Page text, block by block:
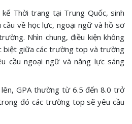
Thời trang tại Trung Quốc, sinh
về học lực, ngoại ngữ và hồ sơ
Nhìn chung, điều kiện không
biệt giữa các trường top và trường
cầu ngoại ngữ và năng lực sáng
GPA thường từ 6.5 đến 8.0 trở
đó các trường top sẽ yêu cầu